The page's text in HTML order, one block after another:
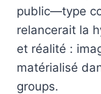
public—type
relancerait la
et réalité :
matérialisé
groups.